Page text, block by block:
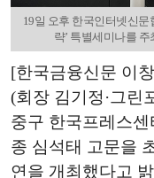
19일 오후 한국인터넷신문
략’ 특별세미나를
[한국금융신문 이
(회장 김기정·그린
중구 한국프레스
종 심석태 고문을
연을 개최했다고